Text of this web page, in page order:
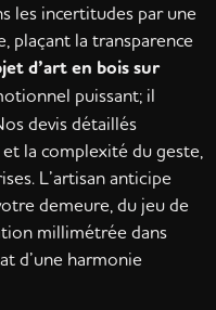
les incertitudes par une
plaçant la transparence
d’art en bois sur
puissant; il
devis détaillés
la complexité du geste,
L’artisan anticipe
demeure, du jeu de
millimétrée dans
d’une harmonie